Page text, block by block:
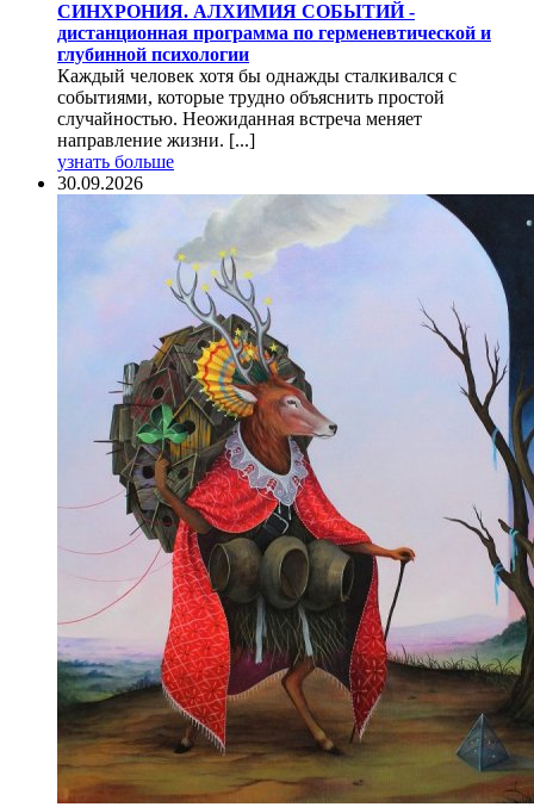
СИНХРОНИЯ. АЛХИМИЯ СОБЫТИЙ -
дистанционная программа по герменевтической и
глубинной психологии
Каждый человек хотя бы однажды сталкивался с
событиями, которые трудно объяснить простой
случайностью. Неожиданная встреча меняет
направление жизни. [...]
узнать больше
30.09.2026